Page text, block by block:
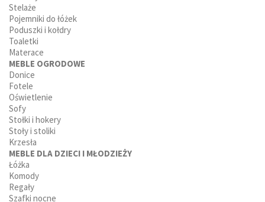
Stelaże
Pojemniki do łóżek
Poduszki i kołdry
Toaletki
Materace
MEBLE OGRODOWE
Donice
Fotele
Oświetlenie
Sofy
Stołki i hokery
Stoły i stoliki
Krzesła
MEBLE DLA DZIECI I MŁODZIEŻY
Łóżka
Komody
Regały
Szafki nocne